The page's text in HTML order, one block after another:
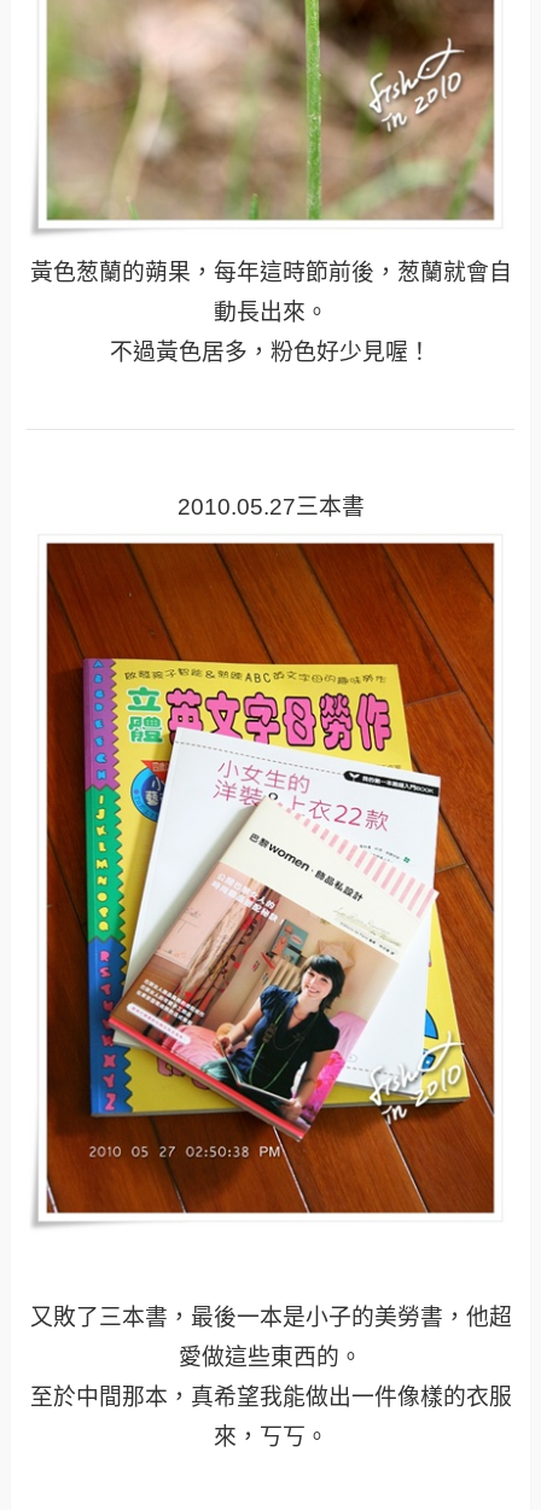
黃色葱蘭的蒴果，每年這時節前後，葱蘭就會自
動長出來。
不過黃色居多，粉色好少見喔！
2010.05.27三本書
又敗了三本書，最後一本是小子的美勞書，他超
愛做這些東西的。
至於中間那本，真希望我能做出一件像樣的衣服
來，丂丂。